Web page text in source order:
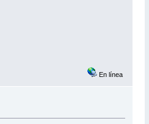
En línea